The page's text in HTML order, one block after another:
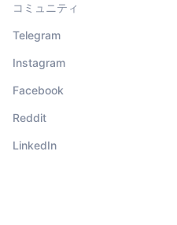
コミュニティ
Telegram
Instagram
Facebook
Reddit
LinkedIn